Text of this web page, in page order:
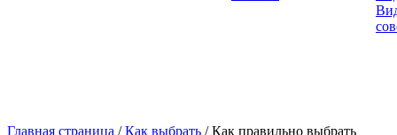
Главная страница /Как выбрать / Как правильно выбрать